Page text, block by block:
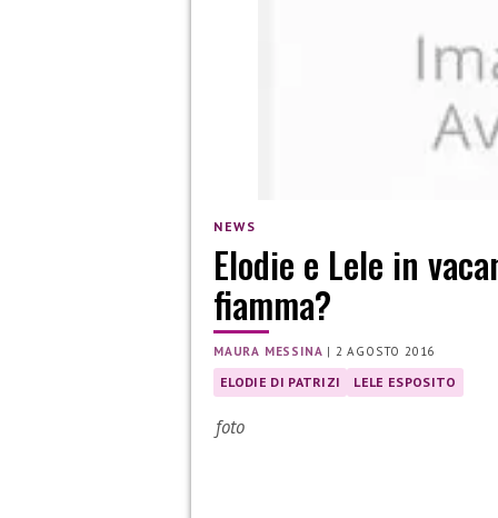
NEWS
Elodie e Lele in
fiamma?
MAURA MESSINA | 2 AGOSTO 2016
ELODIE DI PATRIZI LELE ESPOSITO
foto